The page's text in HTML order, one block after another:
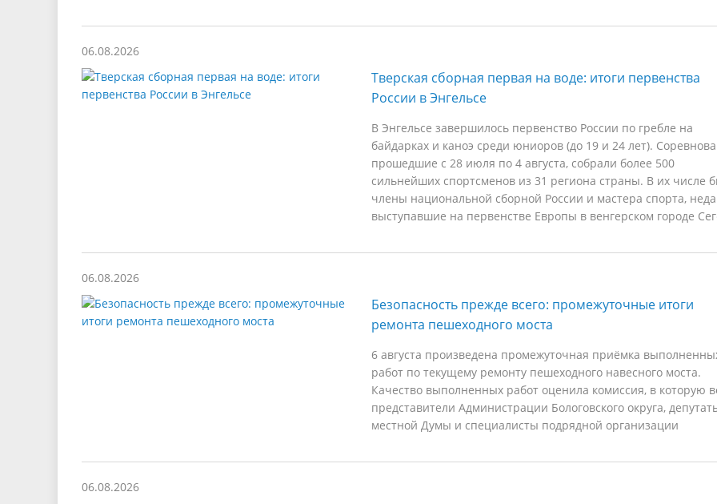
06.08.2026
Тверская сборная первая на воде: итоги первенства
России в Энгельсе
В Энгельсе завершилось первенство России по гребле на
байдарках и каноэ среди юниоров (до 19 и 24 лет).
прошедшие с 28 июля по 4 августа, собрали более 500
сильнейших спортсменов из 31 региона страны. В их числе
члены национальной сборной России и мастера спорта,
выступавшие на первенстве Европы в венгерском городе
06.08.2026
Безопасность прежде всего: промежуточные итоги
ремонта пешеходного моста
6 августа произведена промежуточная приёмка
работ по текущему ремонту пешеходного навесного моста.
Качество выполненных работ оценила комиссия, в которую
представители Администрации Бологовского округа,
местной Думы и специалисты подрядной организации
06.08.2026